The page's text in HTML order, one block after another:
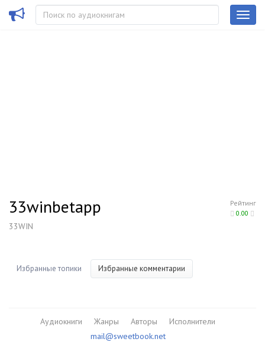
Рейтинг
0.00
33winbetapp
33WIN
Избранные топики Избранные комментарии
Аудиокниги Жанры Авторы
Исполнители
mail@sweetbook.net